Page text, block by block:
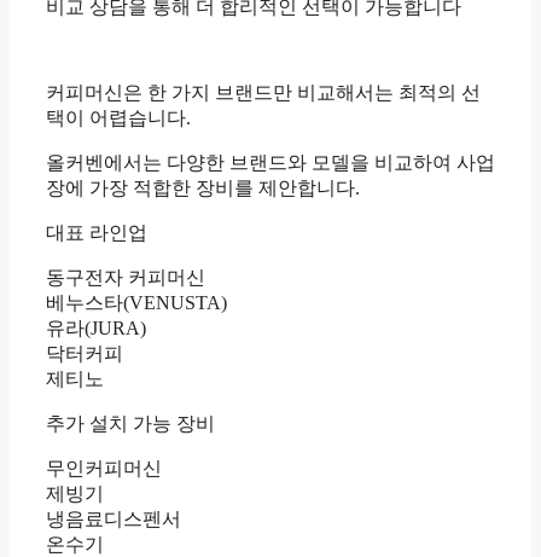
비교 상담을 통해 더 합리적인 선택이 가능합니다
커피머신은 한 가지 브랜드만 비교해서는 최적의 선
택이 어렵습니다.
올커벤에서는 다양한 브랜드와 모델을 비교하여 사업
장에 가장 적합한 장비를 제안합니다.
대표 라인업
동구전자 커피머신
베누스타(VENUSTA)
유라(JURA)
닥터커피
제티노
추가 설치 가능 장비
무인커피머신
제빙기
냉음료디스펜서
온수기